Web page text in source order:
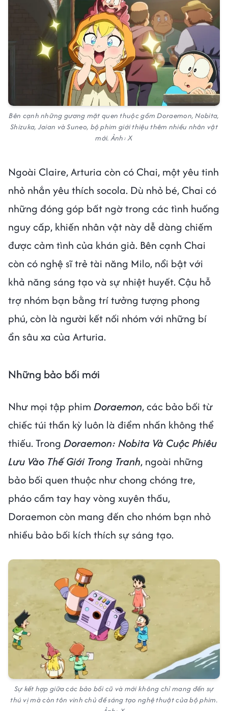
Bên cạnh những gương mặt quen thuộc gồm Doraemon, Nobita,
Shizuka, Jaian và Suneo, bộ phim giới thiệu thêm nhiều nhân vật
mới. Ảnh: X
Ngoài Claire, Arturia còn có Chai, một yêu tinh
nhỏ nhắn yêu thích socola. Dù nhỏ bé, Chai có
những đóng góp bất ngờ trong các tình huống
nguy cấp, khiến nhân vật này dễ dàng chiếm
được cảm tình của khán giả. Bên cạnh Chai
còn có nghệ sĩ trẻ tài năng Milo, nổi bật với
khả năng sáng tạo và sự nhiệt huyết. Cậu hỗ
trợ nhóm bạn bằng trí tưởng tượng phong
phú, còn là người kết nối nhóm với những bí
ẩn sâu xa của Arturia.
Những bảo bối mới
Như mọi tập phim Doraemon, các bảo bối từ
chiếc túi thần kỳ luôn là điểm nhấn không thể
thiếu. Trong Doraemon: Nobita Và Cuộc Phiêu
Lưu Vào Thế Giới Trong Tranh, ngoài những
bảo bối quen thuộc như chong chóng tre,
pháo cầm tay hay vòng xuyên thấu,
Doraemon còn mang đến cho nhóm bạn nhỏ
nhiều bảo bối kích thích sự sáng tạo.
Sự kết hợp giữa các bảo bối cũ và mới không chỉ mang đến sự
thú vị mà còn tôn vinh chủ đề sáng tạo nghệ thuật của bộ phim.